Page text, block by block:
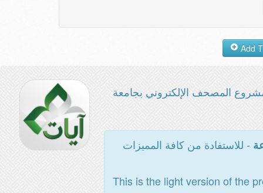
المصحف الإلكتروني بجامعة
- للاستفادة من كافة المميزات
This is the light version of the